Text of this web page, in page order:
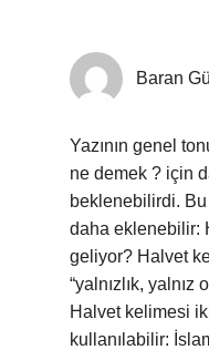
Baran
Yazının genel
ne demek ? için
beklenebilirdi.
daha eklenebilir:
geliyor? Halvet
“yalnızlık, yalnız
Halvet kelimesi
kullanılabilir: